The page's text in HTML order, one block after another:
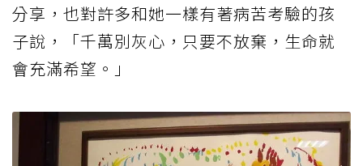
分享，也對許多和她一樣有著病苦考驗的孩
子說，「千萬別灰心，只要不放棄，生命就
會充滿希望。」